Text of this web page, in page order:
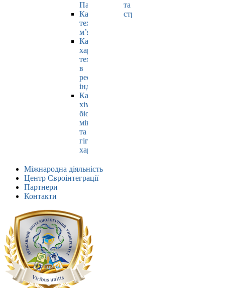
Павлюк
Кафедра
технології
м’яса
Кафедра
харчових
технологій
в
ресторанній
індустрії
Кафедра
хімії,
біохімії,
мікробіології
та
гігієни
харчування
та
страхування
Міжнародна діяльність
Центр Євроінтеграції
Партнери
Контакти